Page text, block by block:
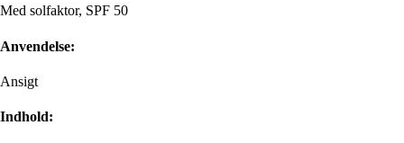
Med solfaktor, SPF 50
Anvendelse:
Ansigt
Indhold: